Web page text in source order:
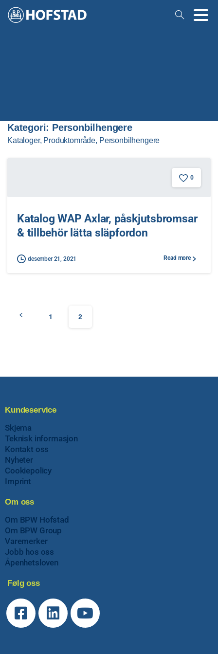
Kategori: Personbilhengere
Kataloger, Produktområde, Personbilhengere
0
Katalog WAP Axlar, påskjutsbromsar
& tillbehör lätta släpfordon
desember 21, 2021 Read more
1 2
Kundeservice
Skjema
Teknisk informasjon
Kontakt oss
Nyheter
Cookiepolicy
Imprint
Om oss
Om BPW Hofstad
Om BPW Group
Varemerker
Jobb hos oss
Åpenhetsloven
Følg oss